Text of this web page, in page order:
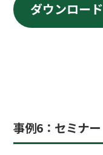
ダウンロード
事例6：セミナー